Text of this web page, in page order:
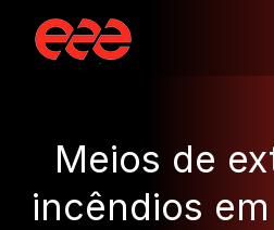
Meios de
incêndios